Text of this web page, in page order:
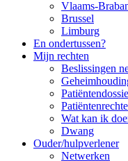
Vlaams-
Brussel
Limburg
En ondertussen?
Mijn rechten
Beslissingen
Wat kan ik
Dwang
Ouder/hulpverlener
Netwerken